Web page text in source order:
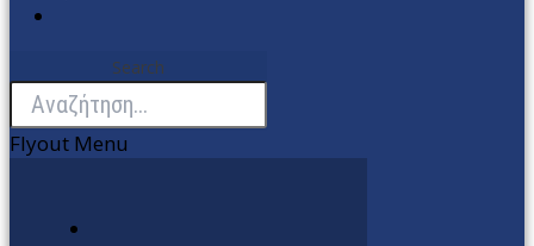
Search
Flyout Menu